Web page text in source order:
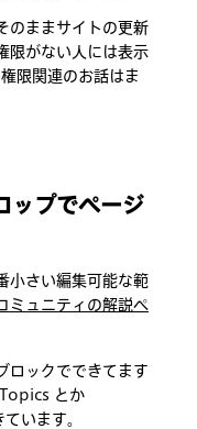
のままサイトの更新
限がない人には表示
限関連のお話はま
ップでページ
さい編集可能な範
ミュニティの解説ペ
ロックでできてます
とか
います。